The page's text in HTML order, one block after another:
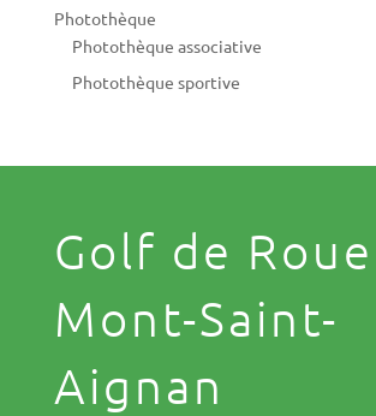
Photothèque
Photothèque associative
Photothèque sportive
Golf de
Mont-Saint-
Aignan